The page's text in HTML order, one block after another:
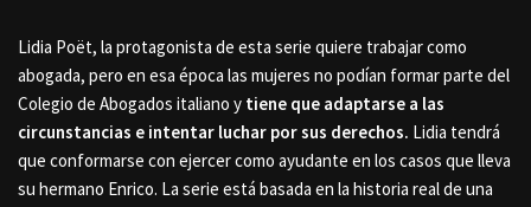
Lidia Poët, la protagonista de esta serie quiere trabajar como
abogada, pero en esa época las mujeres no podían formar parte del
Colegio de Abogados italiano y tiene que adaptarse a las
circunstancias e intentar luchar por sus derechos. Lidia tendrá
que conformarse con ejercer como ayudante en los casos que lleva
su hermano Enrico. La serie está basada en la historia real de una